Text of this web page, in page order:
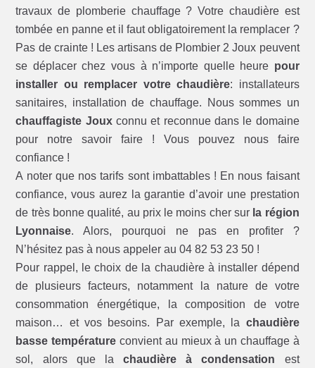
travaux de plomberie chauffage ? Votre chaudière est
tombée en panne et il faut obligatoirement la remplacer ?
Pas de crainte ! Les artisans de Plombier 2 Joux peuvent
se déplacer chez vous à n’importe quelle heure pour
installer ou remplacer votre chaudière: installateurs
sanitaires, installation de chauffage. Nous sommes un
chauffagiste Jouxconnu et reconnue dans le domaine
pour notre savoir faire ! Vous pouvez nous faire
confiance !
A noter que nos tarifs sont imbattables ! En nous faisant
confiance, vous aurez la garantie d’avoir une prestation
de très bonne qualité, au prix le moins cher sur la région
Lyonnaise. Alors, pourquoi ne pas en profiter ?
N’hésitez pas à nous appeler au 04 82 53 23 50 !
Pour rappel, le choix de la chaudière à installer dépend
de plusieurs facteurs, notamment la nature de votre
consommation énergétique, la composition de votre
maison… et vos besoins. Par exemple, la chaudière
basse température convient au mieux à un chauffage à
sol, alors que lachaudière à condensation est